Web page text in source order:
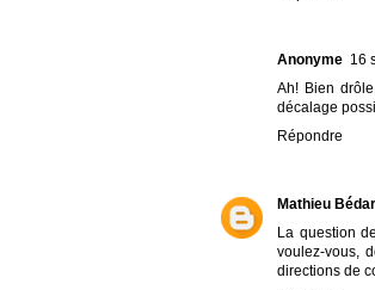
Anonyme 16
Ah! Bien
décalage
Répondre
Mathieu
La question
voulez-vous,
directions de